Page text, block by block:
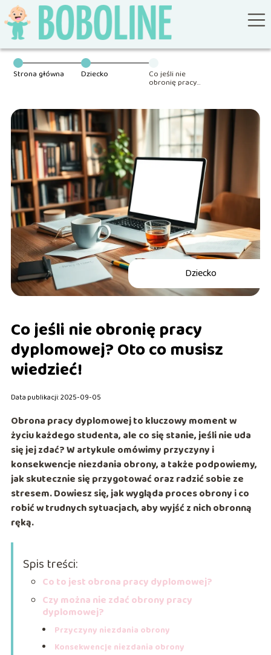
Strona główna Dziecko Co jeśli nie
obronię pracy
wiedzieć!
Dziecko
Co jeśli nie obronię pracy
dyplomowej? Oto co musisz
wiedzieć!
Data publikacji: 2025-09-05
Obrona pracy dyplomowej to kluczowy moment w
życiu każdego studenta, ale co się stanie, jeśli nie uda
się jej zdać? W artykule omówimy przyczyny i
konsekwencje niezdania obrony, a także podpowiemy,
jak skutecznie się przygotować oraz radzić sobie ze
stresem. Dowiesz się, jak wygląda proces obrony i co
robić w trudnych sytuacjach, aby wyjść z nich obronną
ręką.
Spis treści:
Co to jest obrona pracy dyplomowej?
Czy można nie zdać obrony pracy
dyplomowej?
Przyczyny niezdania obrony
Konsekwencje niezdania obrony